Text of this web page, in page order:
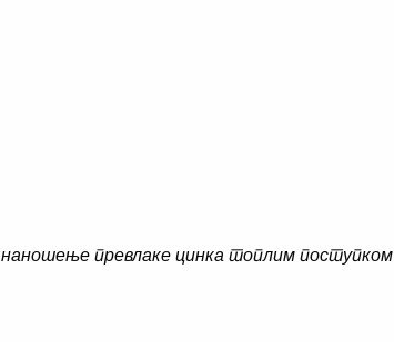
наношење превлаке цинка топлим поступком